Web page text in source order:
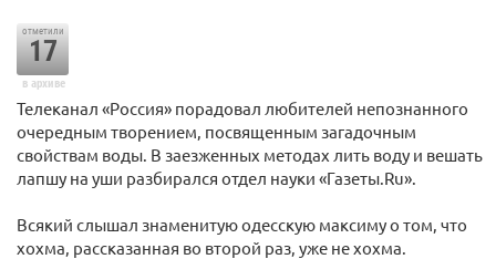
отметили
17
в архиве
Телеканал «Россия» порадовал любителей непознанного
очередным творением, посвященным загадочным
свойствам воды. В заезженных методах лить воду и вешать
лапшу на уши разбирался отдел науки «Газеты.Ru».
Всякий слышал знаменитую одесскую максиму о том, что
хохма, рассказанная во второй раз, уже не хохма.